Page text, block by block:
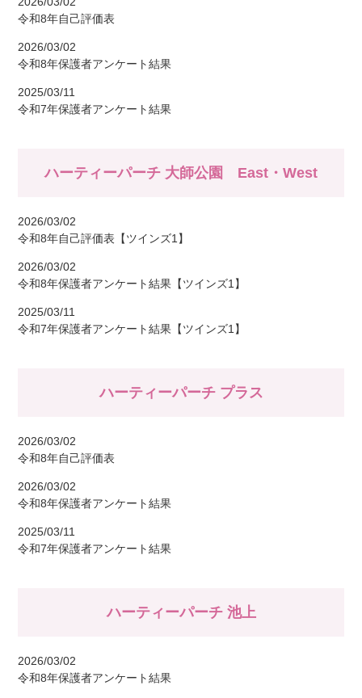
令和8年自己評価表
2026/03/02
令和8年保護者アンケート結果
2025/03/11
令和7年保護者アンケート結果
ハーティーパーチ 大師公園 East・West
2026/03/02
令和8年自己評価表【ツインズ1】
2026/03/02
令和8年保護者アンケート結果【ツインズ1】
2025/03/11
令和7年保護者アンケート結果【ツインズ1】
ハーティーパーチ プラス
2026/03/02
令和8年自己評価表
2026/03/02
令和8年保護者アンケート結果
2025/03/11
令和7年保護者アンケート結果
ハーティーパーチ 池上
2026/03/02
令和8年保護者アンケート結果